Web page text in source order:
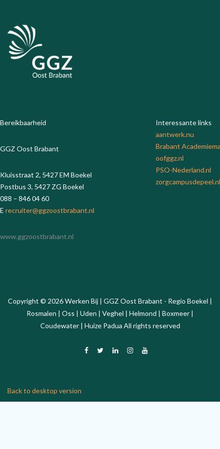
Bereikbaarheid
GGZ Oost Brabant
Kluisstraat 2, 5427 EM Boekel
Postbus 3, 5427 ZG Boekel
088 – 846 04 60
E recruiter@ggzoostbrabant.nl
www.ggzoostbrabant.nl
Interessante links
aantwerk.nu
Brabant Academie
oofggz.nl
PSO-Nederland.nl
zorgcampusdepeel.nl
Copyright © 2026Werken Bij | GGZ Oost Brabant - Regio Boekel |
Rosmalen | Oss | Uden | Veghel | Helmond | Boxmeer |
Coudewater | Huize Padua All rights reserved
Back to desktop version